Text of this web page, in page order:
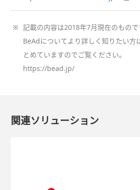
※ 記載の内容は2018年7月現在のもので
BeAdについてより詳しく知りたい方
とめていますのでご覧ください。
https://bead.jp/
関連ソリューション